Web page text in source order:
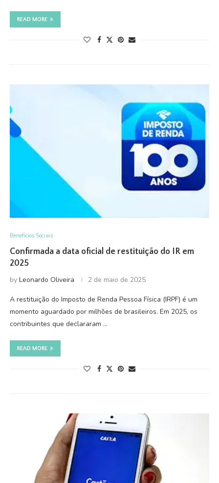
READ MORE
Benefícios Sociais
Confirmada a data oficial de restituição do IR em
2025
by Leonardo Oliveira 2 de maio de 2025
A restituição do Imposto de Renda Pessoa Física (IRPF) é um
momento aguardado por milhões de brasileiros. Em 2025, os
contribuintes que declararam …
READ MORE